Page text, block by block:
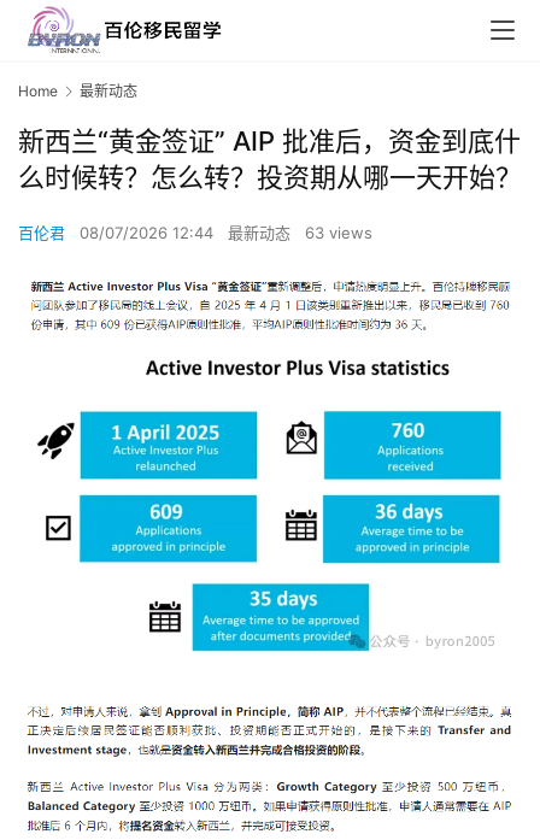
Home 最新动态
新西兰“黄金签证” AIP 批准后，资金到底什
么时候转？怎么转？投资期从哪一天开始？
百伦君 08/07/2026 12:44 最新动态 63 views